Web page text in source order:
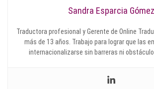
Sandra Esparcia Gómez
Traductora profesional y Gerente de Online
más de 13 años. Trabajo para lograr que las
internacionalizarse sin barreras ni